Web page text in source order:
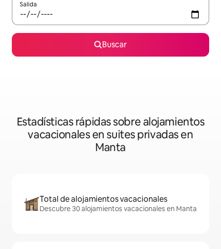
Salida
Buscar
Estadísticas rápidas sobre alojamientos
vacacionales en suites privadas en
Manta
Total de alojamientos vacacionales
Descubre 30 alojamientos vacacionales en Manta